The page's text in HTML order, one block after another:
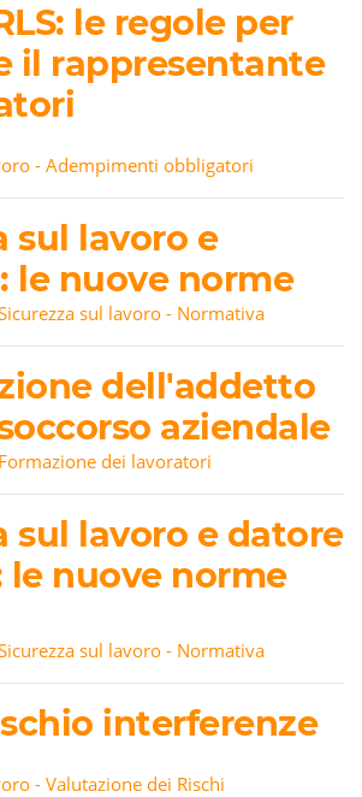
le regole per
il rappresentante
- Adempimenti obbligatori
sul lavoro e
le nuove norme
sul lavoro - Normativa
dell'addetto
aziendale
Formazione dei lavoratori
sul lavoro e datore
le nuove norme
sul lavoro - Normativa
interferenze
- Valutazione dei Rischi